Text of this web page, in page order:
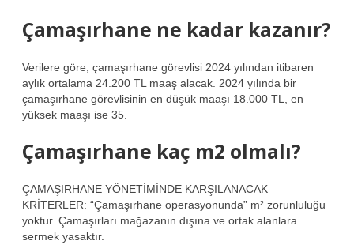
Çamaşırhane ne kadar kazanır?
Verilere göre, çamaşırhane görevlisi 2024 yılından itibaren
aylık ortalama 24.200 TL maaş alacak. 2024 yılında bir
çamaşırhane görevlisinin en düşük maaşı 18.000 TL, en
yüksek maaşı ise 35.
Çamaşırhane kaç m2 olmalı?
ÇAMAŞIRHANE YÖNETİMİNDE KARŞILANACAK
KRİTERLER: “Çamaşırhane operasyonunda” m² zorunluluğu
yoktur. Çamaşırları mağazanın dışına ve ortak alanlara
sermek yasaktır.